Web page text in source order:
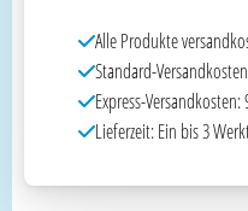
Alle Produkte
Standard-
Express-Versandkosten:
Lieferzeit: Ein bis 3